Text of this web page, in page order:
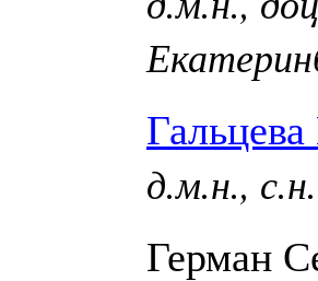
д.м.н.,
Герман